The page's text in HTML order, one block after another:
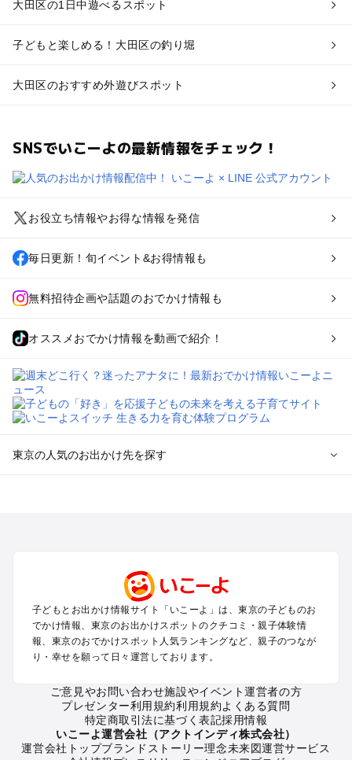
大田区の1日中遊べるスポット
子どもと楽しめる！大田区の釣り堀
大田区のおすすめ外遊びスポット
SNSでいこーよの最新情報をチェック！
お役立ち情報やお得な情報を発信
毎日更新！旬イベント&お得情報も
無料招待企画や話題のおでかけ情報も
オススメおでかけ情報を動画で紹介！
東京の人気のお出かけ先を探す
町田・相模原・愛川・上野原のプールお出かけ
渋谷・原宿・恵比寿・中目黒・自由が丘のプールお出かけ
池袋・赤羽・王子・巣鴨・目白・石神井のプールお出かけ
新宿・高田馬場・代々木・千駄ヶ谷のプールお出かけ
銀座・丸の内・日本橋・有楽町・築地・月島のプールお出かけ
小金井・小平・西東京・東村山・東久留米のプールお出かけ
府中・調布・狛江のプールお出かけ
青梅・奥多摩のプールお出かけ
蒲田・大森・羽田周辺のプールお出かけ
子どもとお出かけ情報サイト「いこーよ」は、東京の子どものお
でかけ情報、東京のお出かけスポットのクチコミ・親子体験情
報、東京のおでかけスポット人気ランキングなど、親子のつなが
り・幸せを願って日々運営しております。
ご意見やお問い合わせ施設やイベント運営者の方
プレゼンター利用規約利用規約よくある質問
特定商取引法に基づく表記採用情報
いこーよ運営会社（アクトインディ株式会社）
運営会社トップブランドストーリー理念未来図運営サービス